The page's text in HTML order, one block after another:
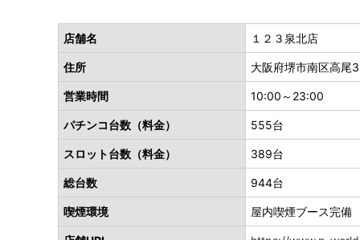
店舗名 １２３泉北店
住所 大阪府堺市南区高尾
営業時間 10:00～23:00
パチンコ台数（料金） 555台
スロット台数（料金） 389台
総台数 944台
喫煙環境 屋内喫煙ブース完備